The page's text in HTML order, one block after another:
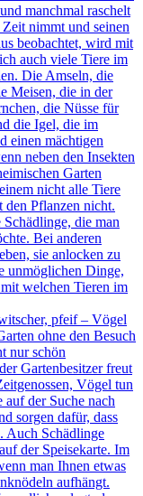
manchmal raschelt
nimmt und seinen
beobachtet, wird mit
auch viele Tiere im
Die Amseln, die
Meisen, die in der
die Nüsse für
die Igel, die im
einen mächtigen
neben den Insekten
Garten
nicht alle Tiere
den Pflanzen nicht.
die man
Bei anderen
sie anlocken zu
unmöglichen Dinge,
welchen Tieren im
pfeif – Vögel
ohne den Besuch
nur schön
Gartenbesitzer freut
Vögel tun
auf der Suche nach
sorgen dafür, dass
Auch Schädlinge
der Speisekarte. Im
man Ihnen etwas
aufhängt.